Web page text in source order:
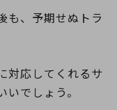
も、予期せぬトラ
対応してくれるサ
でしょう。